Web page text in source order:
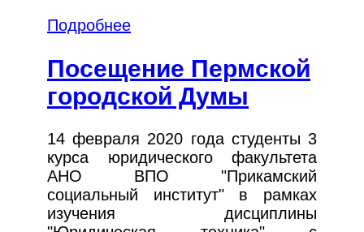
Подробнее
Посещение Пермской
городской Думы
14 февраля 2020 года студенты 3
курса юридического факультета
АНО ВПО "Прикамский
социальный институт" в рамках
изучения дисциплины